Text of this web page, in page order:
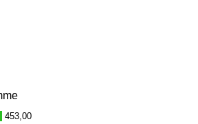
453,00